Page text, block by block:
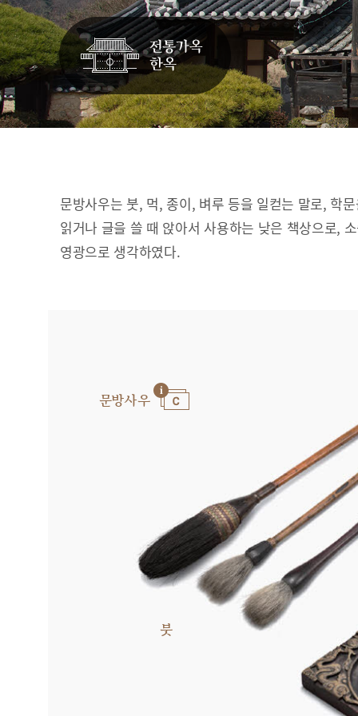
문방사우는 붓, 먹, 종이, 벼루 등을 일컫는 말로, 학
읽거나 글을 쓸 때 앉아서 사용하는 낮은 책상으로,
영광으로 생각하였다.
문방사우
붓